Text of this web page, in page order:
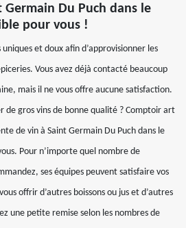
Du Puch dans le
pour vous !
et doux afin d’approvisionner les
Vous avez déjà contacté beaucoup
mais il ne vous offre aucune satisfaction.
de gros vins de bonne qualité ? Comptoir art
de vin à Saint Germain Du Puch dans le
Pour n’importe quel nombre de
ses équipes peuvent satisfaire vos
offrir d’autres boissons ou jus et d’autres
une petite remise selon les nombres de